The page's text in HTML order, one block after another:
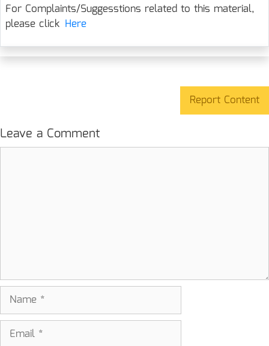
For Complaints/Suggesstions related to this material,
please click Here
Report Content
Leave a Comment
Name
Email